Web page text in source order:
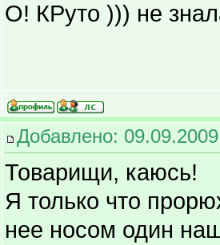
О! КРуто ))) не
Добавлено:
Товарищи, каюсь!
Я только что
нее носом один